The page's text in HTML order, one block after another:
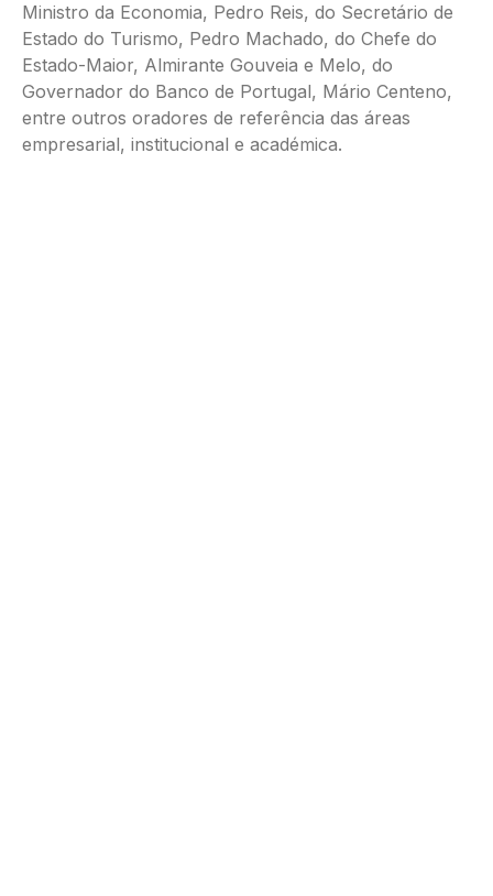
Ministro da Economia, Pedro Reis, do Secretário de
Estado do Turismo, Pedro Machado, do Chefe do
Estado-Maior, Almirante Gouveia e Melo, do
Governador do Banco de Portugal, Mário Centeno,
entre outros oradores de referência das áreas
empresarial, institucional e académica.